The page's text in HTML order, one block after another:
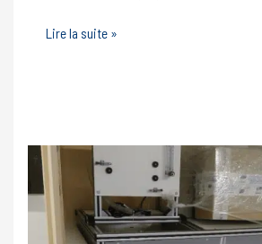
Maintien
Lire la suite »